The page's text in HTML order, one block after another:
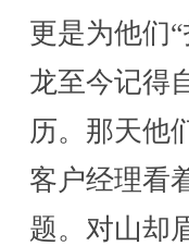
更是为他们
龙至今记得
历。那天他
客户经理看
题。对山却